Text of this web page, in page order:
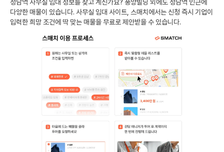
청담역 사무실 임대 정보를 찾고 계신가요? 풍양빌딩 외에도 청담역 인근에
다양한 매물이 있습니다. 사무실 임대 사이트, 스매치에서는 신청 즉시 기업이
입력한 희망 조건에 딱 맞는 매물을 무료로 제안받을 수 있습니다.